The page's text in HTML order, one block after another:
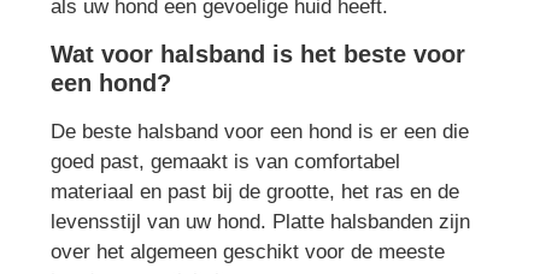
als uw hond een gevoelige huid heeft.
Wat voor halsband is het beste voor
een hond?
De beste halsband voor een hond is er een die
goed past, gemaakt is van comfortabel
materiaal en past bij de grootte, het ras en de
levensstijl van uw hond. Platte halsbanden zijn
over het algemeen geschikt voor de meeste